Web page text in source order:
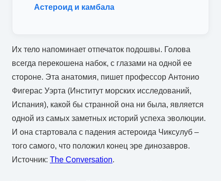
Астероид и камбала
Их тело напоминает отпечаток подошвы. Голова
всегда перекошена набок, с глазами на одной ее
стороне. Эта анатомия, пишет профессор Антонио
Фигерас Уэрта (Институт морских исследований,
Испания), какой бы странной она ни была, является
одной из самых заметных историй успеха эволюции.
И она стартовала с падения астероида Чиксулуб –
того самого, что положил конец эре динозавров.
Источник: The Conversation.